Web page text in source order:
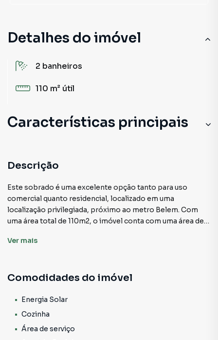
Detalhes do imóvel
2 banheiros
110 m² útil
Características principais
Descrição
Este sobrado é uma excelente opção tanto para uso
comercial quanto residencial, localizado em uma
localização privilegiada, próximo ao metro Belem. Com
uma área total de 110m2, o imóvel conta com uma área de
proporcionando amplo espaço para as mais diversas
outros empreendimentos comerciais. Além disso, sua
regiões da cidade, tornando-o uma excelente opção para
aqueles que valorizam mobilidade e praticidade.Em
aqueles que buscam um espaço amplo e versátil em uma
Ver mais
Comodidades do imóvel
Energia Solar
Cozinha
Área de serviço